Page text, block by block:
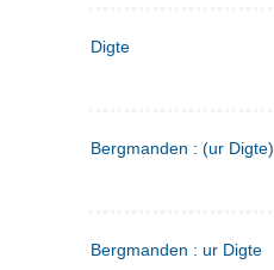
Digte
Bergmanden : (ur Digte)
Bergmanden : ur Digte